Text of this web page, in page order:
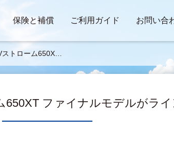
保険と補償 ご利用ガイド お問い合
トローム650XT
ナップに仲間入り
ファイナルモデルがラ